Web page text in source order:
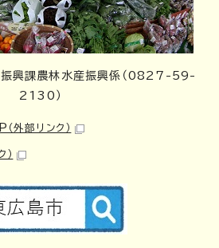
振興課農林水産振興係（0827-59-
2130）
（外部リンク）
）